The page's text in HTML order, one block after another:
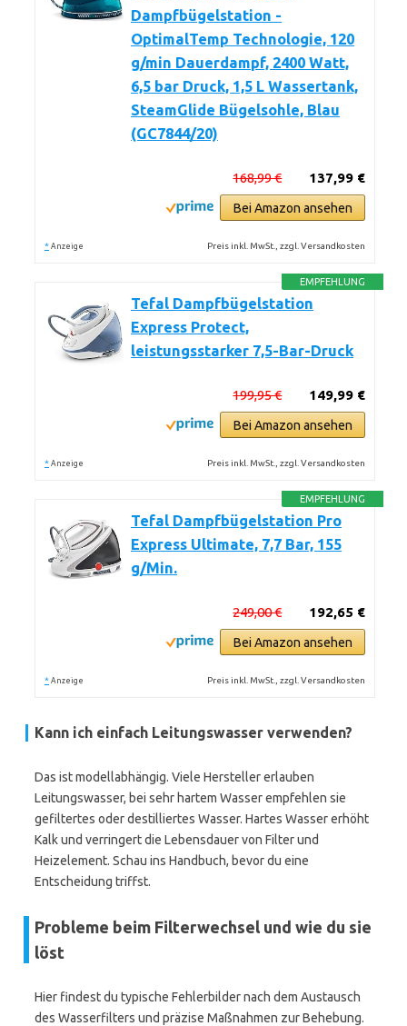
Dampfbügelstation -
OptimalTemp Technologie, 120
g/min Dauerdampf, 2400 Watt,
6,5 bar Druck, 1,5 L Wassertank,
SteamGlide Bügelsohle, Blau
(GC7844/20)
137,99 €
168,99 €
Bei Amazon ansehen
* Anzeige Preis inkl. MwSt., zzgl. Versandkosten
EMPFEHLUNG
Tefal Dampfbügelstation
Express Protect,
leistungsstarker 7,5-Bar-Druck
149,99 €
199,95 €
Bei Amazon ansehen
* Anzeige Preis inkl. MwSt., zzgl. Versandkosten
EMPFEHLUNG
Tefal Dampfbügelstation Pro
Express Ultimate, 7,7 Bar, 155
g/Min.
192,65 €
249,00 €
Bei Amazon ansehen
* Anzeige Preis inkl. MwSt., zzgl. Versandkosten
Kann ich einfach Leitungswasser verwenden?
Das ist modellabhängig. Viele Hersteller erlauben
Leitungswasser, bei sehr hartem Wasser empfehlen sie
gefiltertes oder destilliertes Wasser. Hartes Wasser erhöht
Kalk und verringert die Lebensdauer von Filter und
Heizelement. Schau ins Handbuch, bevor du eine
Entscheidung triffst.
Probleme beim Filterwechsel und wie du sie
löst
Hier findest du typische Fehlerbilder nach dem Austausch
des Wasserfilters und präzise Maßnahmen zur Behebung.